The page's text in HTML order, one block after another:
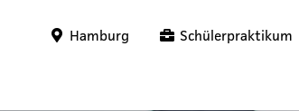
Hamburg Schülerpraktikum